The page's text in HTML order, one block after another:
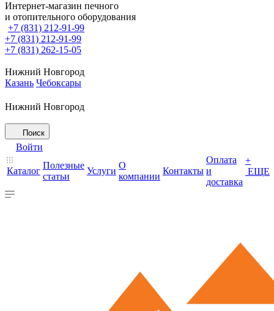
Интернет-магазин печного
и отопительного оборудования
+7 (831) 212-91-99
+7 (831) 212-91-99
+7 (831) 262-15-05
Нижний Новгород
Казань Чебоксары
Нижний Новгород
Поиск
Войти
Каталог
Полезные
статьи
Услуги
О
компании
Контакты
Оплата
и
доставка
+
ЕЩЕ